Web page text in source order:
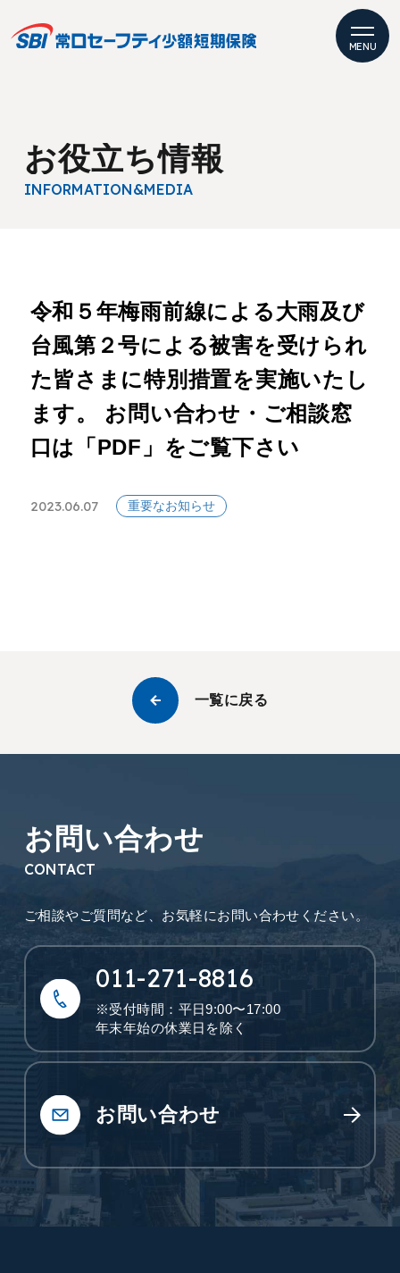
MENU
お役立ち情報
INFORMATION&MEDIA
令和５年梅雨前線による大雨及び
台風第２号による被害を受けられ
た皆さまに特別措置を実施いたし
ます。 お問い合わせ・ご相談窓
口は「PDF」をご覧下さい
2023.06.07 重要なお知らせ
一覧に戻る
お問い合わせ
CONTACT
ご相談やご質問など、 お気軽にお問い合わせください。
011-271-8816
※受付時間：平日9:00〜17:00
年末年始の休業日を除く
お問い合わせ